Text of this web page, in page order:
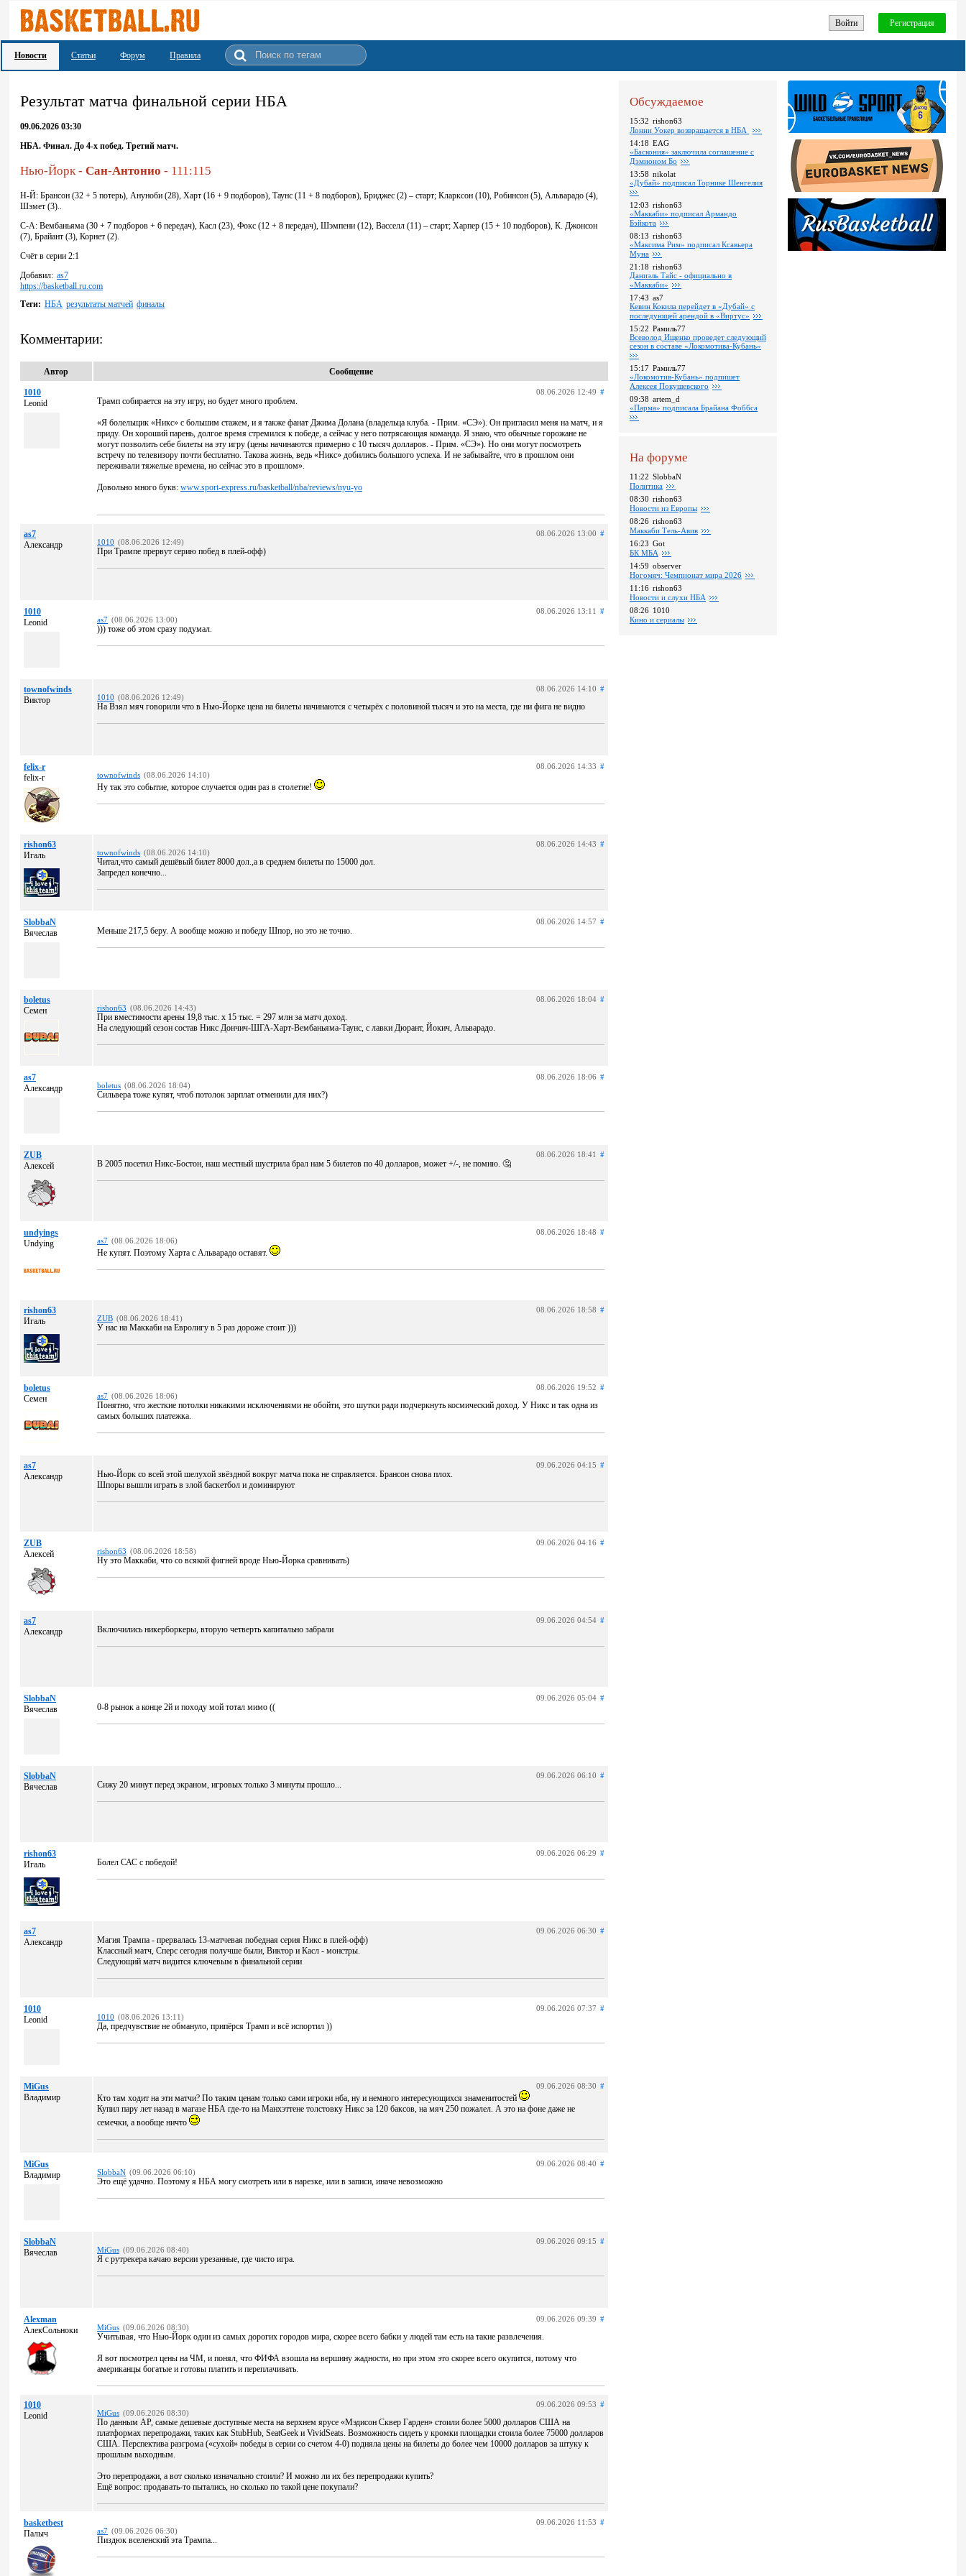
Войти Регистрация
Новости Статьи Форум Правила
Результат матча финальной серии НБА
09.06.2026 03:30
НБА. Финал. До 4-х побед. Третий матч.
Нью-Йорк - Сан-Антонио - 111:115
Н-Й: Брансон (32 + 5 потерь), Ануноби (28), Харт (16 + 9 подборов), Таунс (11 + 8 подборов), Бриджес (2) – старт; Кларксон (10), Робинсон (5), Альварадо (4),
Шэмет (3)..
С-А: Вембаньяма (30 + 7 подборов + 6 передач), Касл (23), Фокс (12 + 8 передач), Шэмпени (12), Васселл (11) – старт; Харпер (15 + 10 подборов), К. Джонсон
(7), Брайант (3), Корнет (2).
Счёт в серии 2:1
Добавил: as7
https://basketball.ru.com
Теги: НБА результаты матчей финалы
Комментарии:
Автор Сообщение
1010
Leonid
08.06.2026 12:49 #
Трамп собирается на эту игру, но будет много проблем.
«Я болельщик «Никс» с большим стажем, и я также фанат Джима Долана (владельца клуба. - Прим. «СЭ»). Он пригласил меня на матч, и я
приду. Он хороший парень, долгое время стремился к победе, а сейчас у него потрясающая команда. Я знаю, что обычные горожане не
могут позволить себе билеты на эту игру (цены начинаются примерно с 10 тысяч долларов. - Прим. «СЭ»). Но они могут посмотреть
встречу по телевизору почти бесплатно. Такова жизнь, ведь «Никс» добились большого успеха. И не забывайте, что в прошлом они
переживали тяжелые времена, но сейчас это в прошлом».
Довольно много букв: www.sport-express.ru/basketball/nba/reviews/nyu-yo
as7
Александр
08.06.2026 13:00 #
1010 (08.06.2026 12:49)
При Трампе прервут серию побед в плей-офф)
1010
Leonid
08.06.2026 13:11 #
as7 (08.06.2026 13:00)
))) тоже об этом сразу подумал.
townofwinds
Виктор
08.06.2026 14:10 #
1010 (08.06.2026 12:49)
На Взял мяч говорили что в Нью-Йорке цена на билеты начинаются с четырёх с половиной тысяч и это на места, где ни фига не видно
felix-r
felix-r
08.06.2026 14:33 #
townofwinds (08.06.2026 14:10)
Ну так это событие, которое случается один раз в столетие!
rishon63
Игаль
08.06.2026 14:43 #
townofwinds (08.06.2026 14:10)
Читал,что самый дешёвый билет 8000 дол.,а в среднем билеты по 15000 дол.
Запредел конечно...
SlobbaN
Вячеслав
08.06.2026 14:57 #
Меньше 217,5 беру. А вообще можно и победу Шпор, но это не точно.
boletus
Семен
08.06.2026 18:04 #
rishon63 (08.06.2026 14:43)
При вместимости арены 19,8 тыс. x 15 тыс. = 297 млн за матч доход.
На следующий сезон состав Никс Дончич-ШГА-Харт-Вембаньяма-Таунс, с лавки Дюрант, Йокич, Альварадо.
as7
Александр
08.06.2026 18:06 #
boletus (08.06.2026 18:04)
Сильвера тоже купят, чтоб потолок зарплат отменили для них?)
ZUB
Алексей
08.06.2026 18:41 #
В 2005 посетил Никс-Бостон, наш местный шустрила брал нам 5 билетов по 40 долларов, может +/-, не помню. 🤔
undyings
Undying
08.06.2026 18:48 #
as7 (08.06.2026 18:06)
Не купят. Поэтому Харта с Альварадо оставят.
rishon63
Игаль
08.06.2026 18:58 #
ZUB (08.06.2026 18:41)
У нас на Маккаби на Евролигу в 5 раз дороже стоит )))
boletus
Семен
08.06.2026 19:52 #
as7 (08.06.2026 18:06)
Понятно, что жесткие потолки никакими исключениями не обойти, это шутки ради подчеркнуть космический доход. У Никс и так одна из
самых больших платежка.
as7
Александр
09.06.2026 04:15 #
Нью-Йорк со всей этой шелухой звёздной вокруг матча пока не справляется. Брансон снова плох.
Шпоры вышли играть в злой баскетбол и доминируют
ZUB
Алексей
09.06.2026 04:16 #
rishon63 (08.06.2026 18:58)
Ну это Маккаби, что со всякой фигней вроде Нью-Йорка сравнивать)
as7
Александр
09.06.2026 04:54 #
Включились никерборкеры, вторую четверть капитально забрали
SlobbaN
Вячеслав
09.06.2026 05:04 #
0-8 рынок а конце 2й и походу мой тотал мимо ((
SlobbaN
Вячеслав
09.06.2026 06:10 #
Сижу 20 минут перед экраном, игровых только 3 минуты прошло...
rishon63
Игаль
09.06.2026 06:29 #
Болел САС с победой!
as7
Александр
09.06.2026 06:30 #
Магия Трампа - прервалась 13-матчевая победная серия Никс в плей-офф)
Классный матч, Сперс сегодня получше были, Виктор и Касл - монстры.
Следующий матч видится ключевым в финальной серии
1010
Leonid
09.06.2026 07:37 #
1010 (08.06.2026 13:11)
Да, предчувствие не обмануло, припёрся Трамп и всё испортил ))
MiGus
Владимир
09.06.2026 08:30 #
Кто там ходит на эти матчи? По таким ценам только сами игроки нба, ну и немного интересующихся знаменитостей
Купил пару лет назад в магазе НБА где-то на Манхэттене толстовку Никс за 120 баксов, на мяч 250 пожалел. А это на фоне даже не
семечки, а вообще ничто
MiGus
Владимир
09.06.2026 08:40 #
SlobbaN (09.06.2026 06:10)
Это ещё удачно. Поэтому я НБА могу смотреть или в нарезке, или в записи, иначе невозможно
SlobbaN
Вячеслав
09.06.2026 09:15 #
MiGus (09.06.2026 08:40)
Я с рутрекера качаю версии урезанные, где чисто игра.
Alexman
АлекСольноки
09.06.2026 09:39 #
MiGus (09.06.2026 08:30)
Учитывая, что Нью-Йорк один из самых дорогих городов мира, скорее всего бабки у людей там есть на такие развлечения.
Я вот посмотрел цены на ЧМ, и понял, что ФИФА взошла на вершину жадности, но при этом это скорее всего окупится, потому что
американцы богатые и готовы платить и переплачивать.
1010
Leonid
09.06.2026 09:53 #
MiGus (09.06.2026 08:30)
По данным AP, самые дешевые доступные места на верхнем ярусе «Мэдисон Сквер Гарден» стоили более 5000 долларов США на
платформах перепродажи, таких как StubHub, SeatGeek и VividSeats. Возможность сидеть у кромки площадки стоила более 75000 долларов
США. Перспектива разгрома («сухой» победы в серии со счетом 4-0) подняла цены на билеты до более чем 10000 долларов за штуку к
прошлым выходным.
Это перепродажи, а вот сколько изначально стоили? И можно ли их без перепродажи купить?
Ещё вопрос: продавать-то пытались, но сколько по такой цене покупали?
basketbest
Палыч
09.06.2026 11:53 #
as7 (09.06.2026 06:30)
Пиздюк вселенский эта Трампа...
Обсуждаемое
15:32 rishon63
Лонни Уокер возвращается в НБА
14:18 EAG
«Баскония» заключила соглашение с
Дэмионом Бо
13:58 nikolat
«Дубай» подписал Торнике Шенгелия
12:03 rishon63
«Маккаби» подписал Армандо
Бэйкота
08:13 rishon63
«Максима Рим» подписал Ксавьера
Муна
21:18 rishon63
Даниэль Тайс - официально в
«Маккаби»
17:43 as7
Кевин Кокила перейдет в «Дубай» с
последующей арендой в «Виртус»
15:22 Рамиль77
Всеволод Ищенко проведет следующий
сезон в составе «Локомотива-Кубань»
15:17 Рамиль77
«Локомотив-Кубань» подпишет
Алексея Покушевского
09:38 artem_d
«Парма» подписала Брайана Фоббса
На форуме
11:22 SlobbaN
Политика
08:30 rishon63
Новости из Европы
08:26 rishon63
Маккаби Тель-Авив
16:23 Got
БК МБА
14:59 observer
Ногомяч: Чемпионат мира 2026
11:16 rishon63
Новости и слухи НБА
08:26 1010
Кино и сериалы